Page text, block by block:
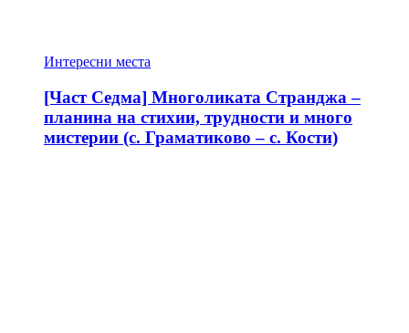
Интересни места
[Част Седма] Многоликата Странджа –
планина на стихии, трудности и много
мистерии (с. Граматиково – с. Кости)